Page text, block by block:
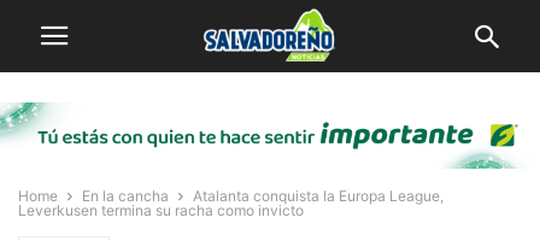
Home En la cancha
Atalanta conquista la Europa League,
Leverkusen termina su racha como invicto